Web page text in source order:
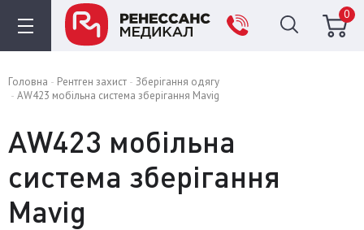
0
Головна Рентген захист
Зберігання одягу
AW423 мобільна система зберігання Mavig
AW423 мобільна
система зберігання
Mavig